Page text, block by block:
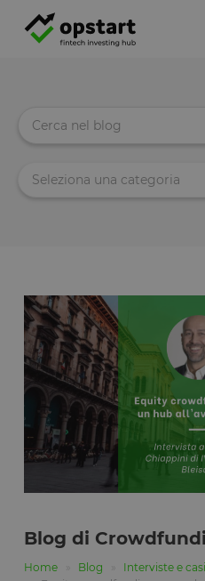
Seleziona una categoria
Blog di
Home Blog
Interviste e